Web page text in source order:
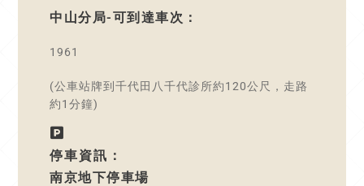
中山分局-可到達車次：
1961
(公車站牌到千代田八千代診所約120公尺，走路
約1分鐘)
停車資訊：
南京地下停車場